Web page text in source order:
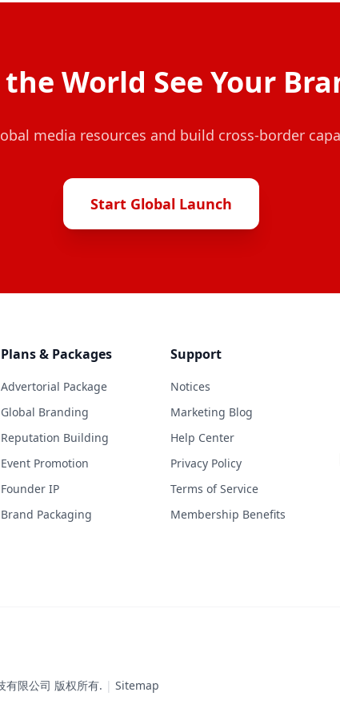
World See Your
media resources and build cross-border
Start Global Launch
Plans & Packages
Advertorial Package
Global Branding
Reputation Building
Event Promotion
Founder IP
Brand Packaging
Support
Notices
Marketing Blog
Help Center
Privacy Policy
Terms of Service
Membership Benefits
限公司 版权所有. | Sitemap